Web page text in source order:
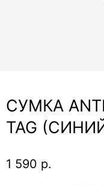
СУМКА
TAG
1 590 р.